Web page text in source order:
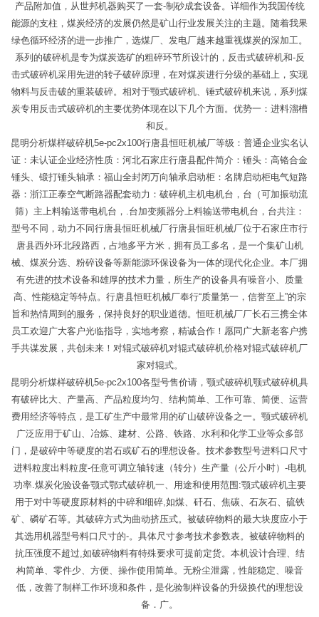
产品附加值，从世邦机器购买了一套-制砂成套设备。详细作为我国传统
能源的支柱，煤炭经济的发展仍然是矿山行业发展关注的主题。随着我果
绿色循环经济的进一步推广，选煤厂、发电厂越来越重视煤炭的深加工。
系列的破碎机是专为煤炭选矿的粗碎环节所设计的，反击式破碎机和-反
击式破碎机采用先进的转子破碎原理，在对煤炭进行分级的基础上，实现
物料与反击破的重装破碎。相对于颚式破碎机、锤式破碎机来说，系列煤
炭专用反击式破碎机的主要优势体现在以下几个方面。优势一：进料溜槽
和反。
昆明分析煤样破碎机5e-pc2x100行唐县恒旺机械厂等级：普通企业实名认
证：未认证企业经济性质：河北石家庄行唐县配件简介：锤头：高铬合金
锤头、锻打锤头轴承：福山全封闭万向轴承启动柜：名牌启动柜电气短路
器：浙江正泰空气断路器配套动力：破碎机主机电机台，台（可加振动流
筛）主上料输送带电机台，.台加变频器分上料输送带电机台，台共注：
型号不同，动力不同行唐县恒旺机械厂行唐县恒旺机械厂位于石家庄市行
唐县西外环北段路西，占地多平方米，拥有员工多名，是一个集矿山机
械、煤炭分选、粉碎设备等新能源环保设备为一体的现代化企业。本厂拥
有先进的技术设备和雄厚的技术力量，所生产的设备具有噪音小、质量
高、性能稳定等特点。行唐县恒旺机械厂奉行“质量第一，信誉至上”的宗
旨和热情周到的服务，保持良好的职业道德。恒旺机械厂厂长石三携全体
员工欢迎广大客户光临指导，实地考察，精诚合作！愿同广大新老客户携
手共谋发展，共创未来！对辊式破碎机对辊式破碎机价格对辊式破碎机厂
家对辊式。
昆明分析煤样破碎机5e-pc2x100各型号售价请，颚式破碎机颚式破碎机具
有破碎比大、产量高、产品粒度均匀、结构简单、工作可靠、简便、运营
费用经济等特点，是工矿生产中最常用的矿山破碎设备之一。颚式破碎机
广泛应用于矿山、冶炼、建材、公路、铁路、水利和化学工业等众多部
门，是破碎中等硬度的岩石或矿石的理想设备。技术参数型号进料口尺寸
进料粒度出料粒度-任意可调立轴转速（转分）生产量（公斤小时）-电机
功率.煤炭化验设备颚式鄂式破碎机一、用途和使用范围:颚式破碎机主要
用于对中等硬度原材料的中碎和细碎,如煤、矸石、焦碳、石灰石、硫铁
矿、磷矿石等。其破碎方式为曲动挤压式。被破碎物料的最大块度应小于
其选用机器型号料口尺寸的-。具体尺寸参考技术参数表。被破碎物料的
抗压强度不超过,如破碎物料有特殊要求可提前定货。本机设计合理、结
构简单、零件少、方便、操作使用简单。无粉尘泄露，性能稳定、噪音
低，改善了制样工作环境和条件，是化验制样设备的升级换代的理想设
备．广。